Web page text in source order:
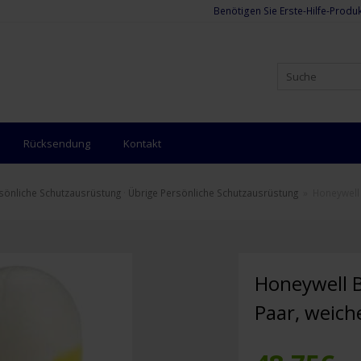
Benötigen Sie Erste-Hilfe-
Rücksendung Kontakt
Schutzausrüstung Übrige Persönliche Schutzausrüstung
Honeywell
Paar,